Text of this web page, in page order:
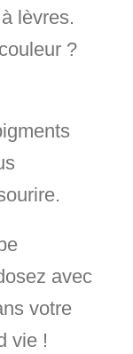
lèvres.
?
.
avec
votre
vie !